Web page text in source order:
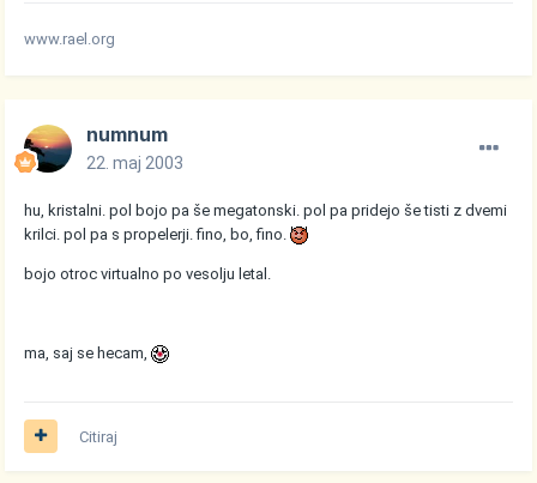
www.rael.org
numnum
22. maj 2003
hu, kristalni. pol bojo pa še megatonski. pol pa pridejo še tisti z dvemi
krilci. pol pa s propelerji. fino, bo, fino.
bojo otroc virtualno po vesolju letal.
ma, saj se hecam,
Citiraj